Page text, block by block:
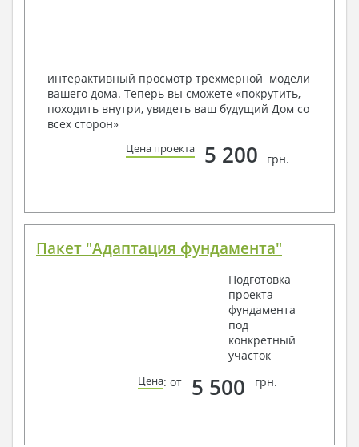
условий, за дополнительную плату.
Получить профессиональную консультацию у
наших специалистов, Вы можете любым
способом связи: закажите обратный звонок,
по viber, e-mail, телефон -
интерактивный просмотр трехмерной модели
вашего дома. Теперь вы сможете «покрутить,
походить внутри, увидеть ваш будущий Дом со
всех сторон»
Цена проекта 5 200 грн.
Пакет "Адаптация фундамента"
Подготовка
проекта
фундамента
под
конкретный
участок
Цена: от 5 500 грн.